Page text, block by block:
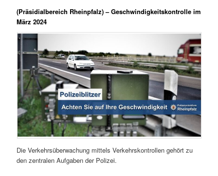
(Präsidialbereich Rheinpfalz)– Geschwindigkeitskontrolle im
März 2024
Die Verkehrsüberwachung mittels Verkehrskontrollen gehört zu
den zentralen Aufgaben der Polizei.